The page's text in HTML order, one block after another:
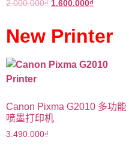
2.000.000₫ 1.600.000₫
New Printer
Canon Pixma G2010 多功能
喷墨打印机
3.490.000₫